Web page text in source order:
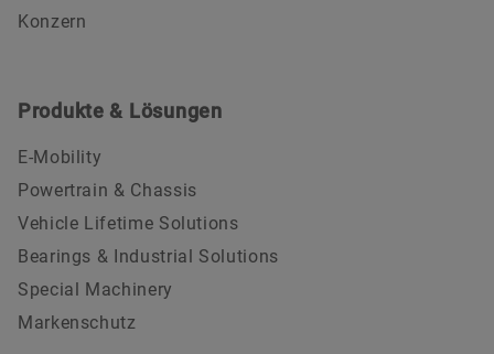
Konzern
Produkte & Lösungen
E-Mobility
Powertrain & Chassis
Vehicle Lifetime Solutions
Bearings & Industrial Solutions
Special Machinery
Markenschutz